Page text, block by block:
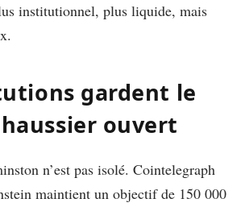
institutionnel, plus liquide, mais
gardent le
ouvert
n’est pas isolé. Cointelegraph
maintient un objectif de 150 000